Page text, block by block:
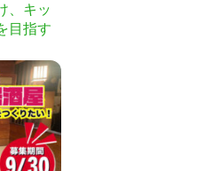
、キッ
目指す